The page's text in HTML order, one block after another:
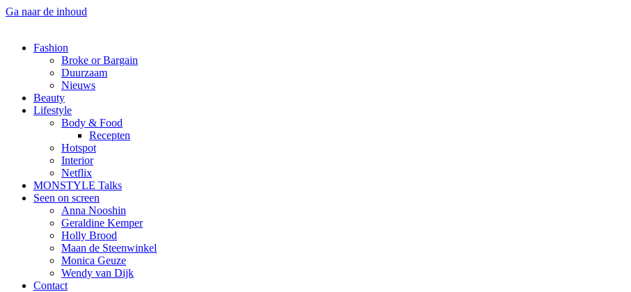
Ga naar de inhoud
Fashion
Broke or Bargain
Duurzaam
Nieuws
Beauty
Lifestyle
Body & Food
Recepten
Hotspot
Interior
Netflix
MONSTYLE Talks
Seen on screen
Anna Nooshin
Geraldine Kemper
Holly Brood
Maan de Steenwinkel
Monica Geuze
Wendy van Dijk
Contact